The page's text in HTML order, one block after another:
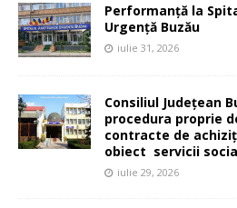
Performanță la
Urgență Buzău
iulie 31, 2026
Consiliul Județean
procedura proprie
contracte de
obiect servicii
iulie 29, 2026